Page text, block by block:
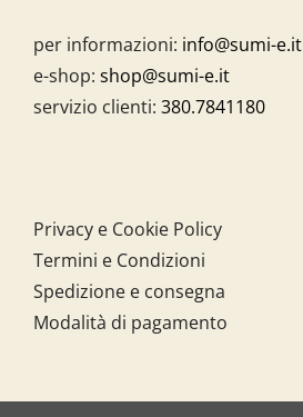
per informazioni: info@sumi-e.it
e-shop: shop@sumi-e.it
servizio clienti: 380.7841180
Privacy e Cookie Policy
Termini e Condizioni
Spedizione e consegna
Modalità di pagamento